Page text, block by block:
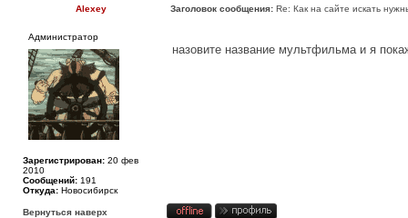
Alexey Заголовок сообщения: Re: Как на сайте искать
Администратор
Зарегистрирован: 20 фев
2010
Сообщений: 191
Откуда: Новосибирск
назовите название мультфильма и я
Вернуться наверх